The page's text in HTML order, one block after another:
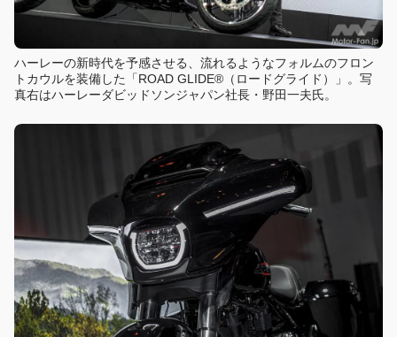
ハーレーの新時代を予感させる、流れるようなフォルムのフロン
トカウルを装備した「ROAD GLIDE®（ロードグライド）」。写
真右はハーレーダビッドソンジャパン社長・野田一夫氏。